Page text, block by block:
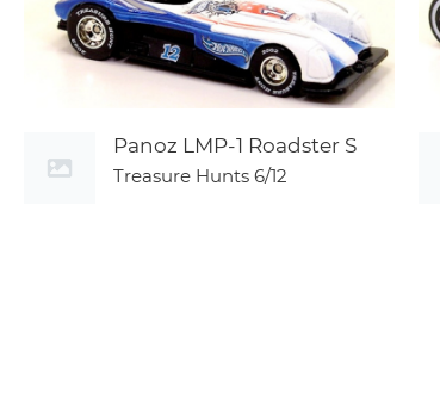
Panoz LMP-1 Roadster S
Treasure Hunts 6/12